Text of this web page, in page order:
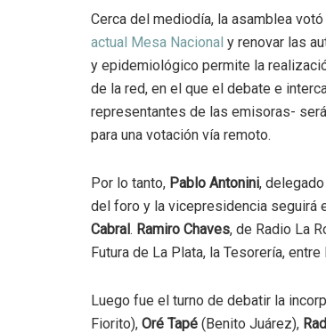
Cerca del mediodía, la asamblea
actual Mesa Nacional y renovar las
y epidemiológico permite la
de la red, en el que el debate e
representantes de las emisoras-
para una votación vía remoto.
Por lo tanto, Pablo Antonini,
del foro y la vicepresidencia seguirá
Cabral. Ramiro Chaves, de Radio La
Futura de La Plata, la Tesorería,
Luego fue el turno de debatir la
Fiorito), Oré Tapé (Benito Juárez),